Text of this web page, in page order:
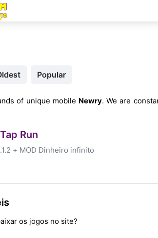
Popular
of unique mobile Newry. We are
Run
+ MOD Dinheiro infinito
os jogos no site?